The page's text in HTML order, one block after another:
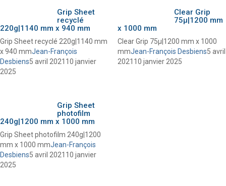
Grip Sheet
recyclé
220g|1140 mm x 940 mm
Grip Sheet recyclé 220g|1140 mm
x 940 mmJean-François
Desbiens5 avril 2021 10 janvier
2025
Clear Grip
75µ|1200 mm
x 1000 mm
Clear Grip 75µ|1200 mm x 1000
mmJean-François Desbiens5 avril
2021 10 janvier 2025
Grip Sheet
photofilm
240g|1200 mm x 1000 mm
Grip Sheet photofilm 240g|1200
mm x 1000 mmJean-François
Desbiens5 avril 2021 10 janvier
2025